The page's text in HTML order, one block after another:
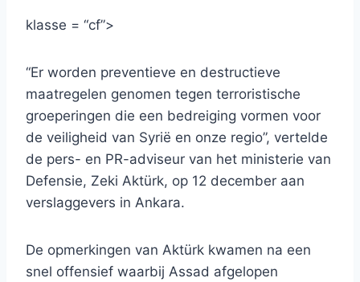
klasse = “cf”>
“Er worden preventieve en destructieve
maatregelen genomen tegen terroristische
groeperingen die een bedreiging vormen voor
de veiligheid van Syrië en onze regio”, vertelde
de pers- en PR-adviseur van het ministerie van
Defensie, Zeki Aktürk, op 12 december aan
verslaggevers in Ankara.
De opmerkingen van Aktürk kwamen na een
snel offensief waarbij Assad afgelopen